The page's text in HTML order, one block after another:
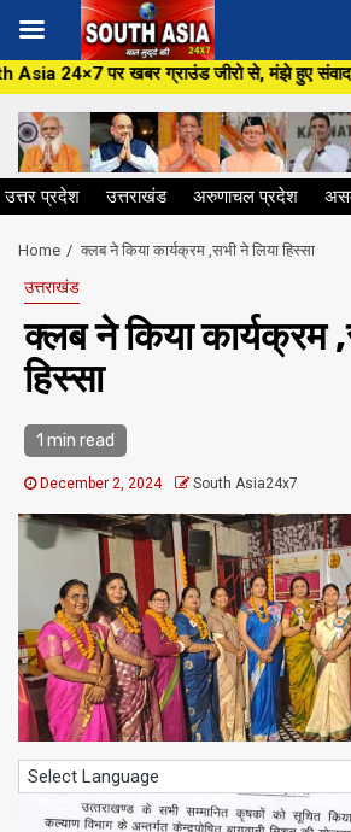
Skip
to
content
ग्राउंड जीरो से, मंझे हुए संवाददाताओं के
उत्तर प्रदेश उत्तराखंड अरुणाचल प्रदेश
Home क्लब ने किया कार्यक्रम ,सभी ने लिया हिस्सा
उत्तराखंड
क्लब ने किया कार्यक्रम
हिस्सा
1 min read
December 2, 2024 South Asia24x7